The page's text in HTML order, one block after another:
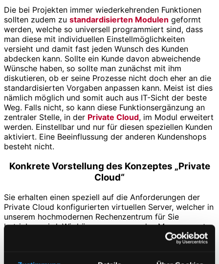
Die bei Projekten immer wiederkehrenden Funktionen
sollten zudem zu standardisierten Modulen geformt
werden, welche so universell programmiert sind, dass
man diese mit individuellen Einstellmöglichkeiten
versieht und damit fast jeden Wunsch des Kunden
abdecken kann. Sollte ein Kunde davon abweichende
Wünsche haben, so sollte man zunächst mit ihm
diskutieren, ob er seine Prozesse nicht doch eher an die
standardisierten Vorgaben anpassen kann. Meist ist dies
nämlich möglich und somit auch aus IT-Sicht der beste
Weg. Falls nicht, so kann diese Funktionsergänzung an
zentraler Stelle, in der Private Cloud, im Modul erweitert
werden. Einstellbar und nur für diesen speziellen Kunden
aktiviert. Eine Beeinflussung der anderen Kundenshops
besteht nicht.
Konkrete Vorstellung des Konzeptes „Private
Cloud“
Sie erhalten einen speziell auf die Anforderungen der
Private Cloud konfigurierten virtuellen Server, welcher in
unserem hochmodernen Rechenzentrum für Sie
betrieben wird. Wir kümmern uns um das Management,
Patches, Updates und das Monitoring des Servers.